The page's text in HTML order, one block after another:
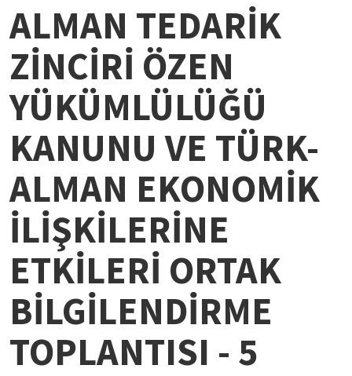
ALMAN TEDARİK
ZİNCİRİ ÖZEN
YÜKÜMLÜLÜĞÜ
KANUNU VE TÜRK-
ALMAN EKONOMİK
İLİŞKİLERİNE
ETKİLERİ ORTAK
BİLGİLENDİRME
TOPLANTISI - 5